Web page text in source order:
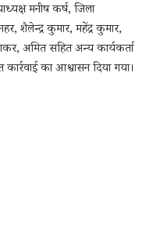
मनीष कर्ष, जिला
शैलेन्द्र कुमार, महेंद्र कुमार,
अमित सहित अन्य कार्यकर्ता
का आश्वासन दिया गया।